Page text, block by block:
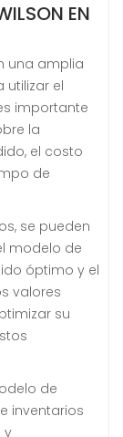
EN
una amplia
utilizar el
importante
la
el costo
de
se pueden
modelo de
óptimo y el
valores
su
de
inventarios
y